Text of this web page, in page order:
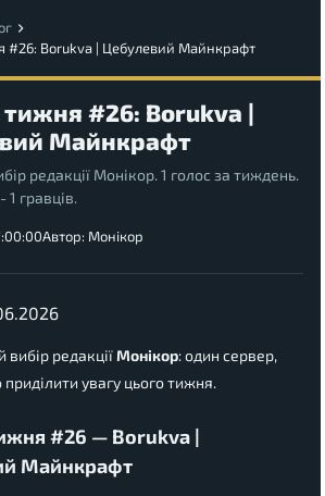
#26: Borukva | Цебулевий Майнкрафт
#26: Borukva |
Майнкрафт
редакції Монікор. 1 голос за тиждень.
1 гравців.
Автор: Монікор
редакціїМонікор: один сервер,
увагу цього тижня.
#26 — Borukva |
Майнкрафт